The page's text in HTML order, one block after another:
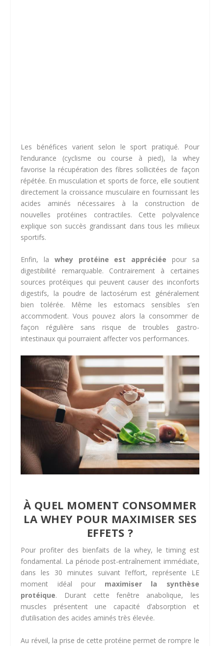
Les bénéfices varient selon le sport pratiqué. Pour
l’endurance (cyclisme ou course à pied), la whey
favorise la récupération des fibres sollicitées de façon
répétée. En musculation et sports de force, elle soutient
directement la croissance musculaire en fournissant les
acides aminés nécessaires à la construction de
nouvelles protéines contractiles. Cette polyvalence
explique son succès grandissant dans tous les milieux
sportifs.
Enfin, la whey protéine est appréciée pour sa
digestibilité remarquable. Contrairement à certaines
sources protéiques qui peuvent causer des inconforts
digestifs, la poudre de lactosérum est généralement
bien tolérée. Même les estomacs sensibles s’en
accommodent. Vous pouvez alors la consommer de
façon régulière sans risque de troubles gastro-
intestinaux qui pourraient affecter vos performances.
À QUEL MOMENT CONSOMMER
LA WHEY POUR MAXIMISER SES
EFFETS ?
Pour profiter des bienfaits de la whey, le timing est
fondamental. La période post-entraînement immédiate,
dans les 30 minutes suivant l’effort, représente LE
moment idéal pour maximiser la synthèse
protéique. Durant cette fenêtre anabolique, les
muscles présentent une capacité d’absorption et
d’utilisation des acides aminés très élevée.
Au réveil, la prise de cette protéine permet de rompre le